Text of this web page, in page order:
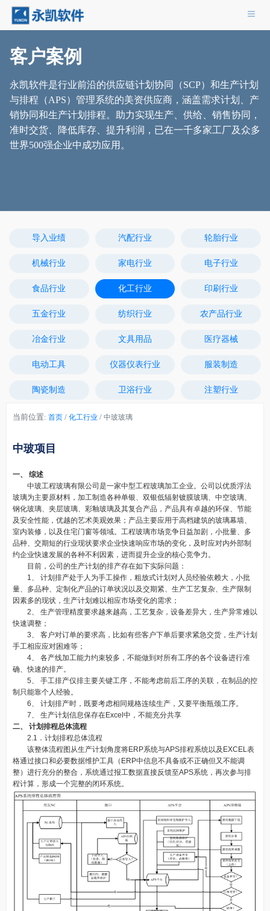
导航
客户案例
永凯软件是行业前沿的供应链计划协同（SCP）和生产计划
与排程（APS）管理系统的美资供应商，涵盖需求计划、产
销协同和生产计划排程。助力实现生产、供给、销售协同，
准时交货、降低库存、提升利润，已在一千多家工厂及众多
世界500强企业中成功应用。
导入业绩 汽配行业 轮胎行业
机械行业 家电行业 电子行业
食品行业 化工行业 印刷行业
五金行业 纺织行业 农产品行业
冶金行业 文具用品 医疗器械
电动工具 仪器仪表行业 服装制造
陶瓷制造 卫浴行业 注塑行业
当前位置: 首页 / 化工行业 / 中玻玻璃
中玻项目
一、 综述
中玻工程玻璃有限公司是一家中型工程玻璃加工企业。公司以优质浮法
玻璃为主要原材料，加工制造各种单银、双银低辐射镀膜玻璃、中空玻璃、
钢化玻璃、夹层玻璃、彩釉玻璃及其复合产品，产品具有卓越的环保、节能
及安全性能，优越的艺术美观效果；产品主要应用于高档建筑的玻璃幕墙、
室内装修，以及住宅门窗等领域。工程玻璃市场竞争日益加剧，小批量、多
品种、交期短的行业现状要求企业快速响应市场的变化，及时应对内外部制
约企业快速发展的各种不利因素，进而提升企业的核心竞争力。
目前，公司的生产计划的排产存在如下实际问题：
1、 计划排产处于人为手工操作，粗放式计划对人员经验依赖大，小批
量、多品种、定制化产品的订单状况以及交期紧、生产工艺复杂、生产限制
因素多的现状，生产计划难以相应市场变化的需求；
2、 生产管理精度要求越来越高，工艺复杂，设备差异大，生产异常难以
快速调整；
3、 客户对订单的要求高，比如有些客户下单后要求紧急交货，生产计划
手工相应应对困难等；
4、 各产线加工能力约束较多，不能做到对所有工序的各个设备进行准
确、快速的排产。
5、 手工排产仅排主要关键工序，不能考虑前后工序的关联，在制品的控
制只能靠个人经验。
6、 计划排产时，既要考虑相同规格连续生产，又要平衡瓶颈工序。
7、 生产计划信息保存在Excel中，不能充分共享
二、 计划排程总体流程
2.1．计划排程总体流程
该整体流程图从生产计划角度将ERP系统与APS排程系统以及EXCEL表
格通过接口和必要数据维护工具（ERP中信息不具备或不正确但又不能调
整）进行充分的整合，系统通过报工数据直接反馈至APS系统，再次参与排
程计算，形成一个完整的闭环系统。